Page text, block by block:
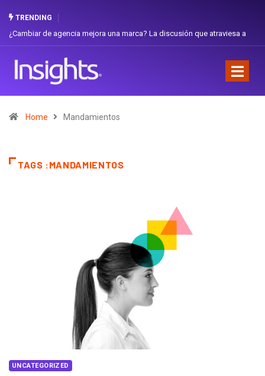
TRENDING
¿Cambiar de agencia mejora una marca? La discusión que atraviesa a
Home Mandamientos
TAGS :MANDAMIENTOS
UNCATEGORIZED